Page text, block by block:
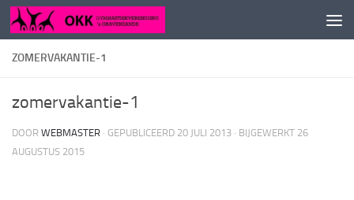
Doorgaan naar inhoud
ZOMERVAKANTIE-1
zomervakantie-1
DOOR WEBMASTER · GEPUBLICEERD 20 JULI 2013 · BIJGEWERKT 26
AUGUSTUS 2015